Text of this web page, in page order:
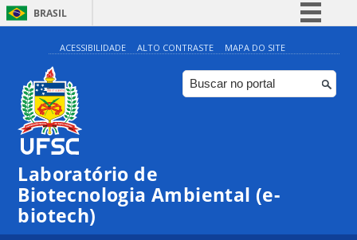
BRASIL
Simplifique!
Comunica BR
Participe
ACESSIBILIDADE ALTO CONTRASTE MAPA DO SITE
Laboratório de
Biotecnologia Ambiental (e-
biotech)